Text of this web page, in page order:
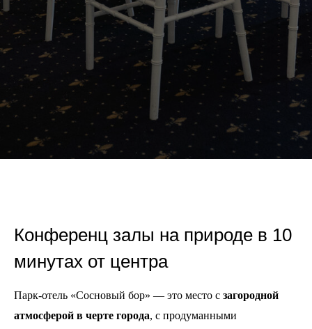
Конференц залы на природе в 10
минутах от центра
Парк-отель «Сосновый бор» — это место с загородной
атмосферой в черте города, с продуманными